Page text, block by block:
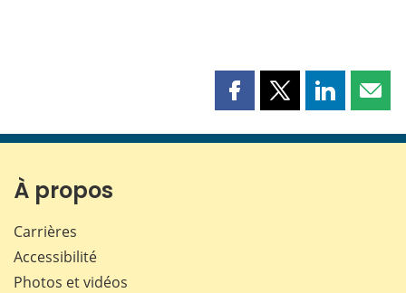
Partager
page
Partager
page
Partager
page page
À propos
Carrières
Accessibilité
Photos et vidéos